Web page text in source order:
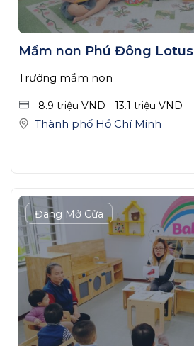
Mầm non Phú Đông Lotus
Trường mầm non
8.9 triệu VND - 13.1 triệu VND
Thành phố Hồ Chí Minh
Đang Mở Cửa